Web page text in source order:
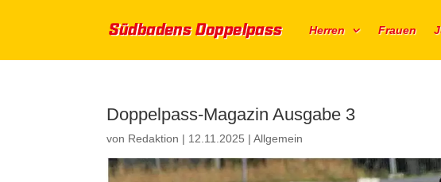
Herren Frauen
Doppelpass-Magazin Ausgabe 3
von Redaktion | 12.11.2025 |Allgemein